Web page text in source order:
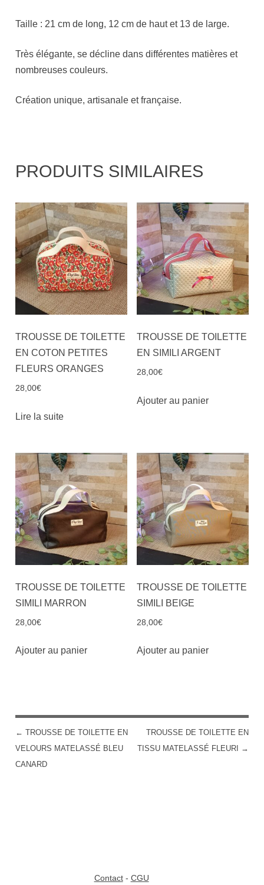
Taille : 21 cm de long, 12 cm de haut et 13 de large.
Très élégante, se décline dans différentes matières et
nombreuses couleurs.
Création unique, artisanale et française.
PRODUITS SIMILAIRES
TROUSSE DE TOILETTE
EN COTON PETITES
FLEURS ORANGES
28,00€
Lire la suite
TROUSSE DE TOILETTE
EN SIMILI ARGENT
28,00€
Ajouter au panier
TROUSSE DE TOILETTE
SIMILI MARRON
28,00€
Ajouter au panier
TROUSSE DE TOILETTE
SIMILI BEIGE
28,00€
Ajouter au panier
POST NAVIGATION
← TROUSSE DE TOILETTE EN
VELOURS MATELASSÉ BLEU
CANARD
TROUSSE DE TOILETTE EN
TISSU MATELASSÉ FLEURI
→
Contact- CGU